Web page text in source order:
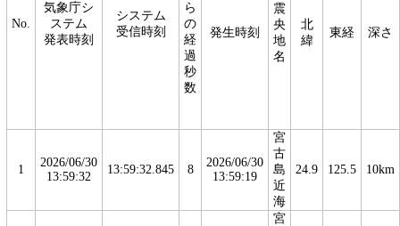
No.
気象庁シ
ステム
発表時刻
システム
受信時刻
ら
の
経
過
秒
数
発生時刻
震
央
地
名
北
緯
東経 深さ
1
2026/06/30
13:59:32
13:59:32.845 8
2026/06/30
13:59:19
宮
古
島
近
海
24.9 125.5 10km
宮